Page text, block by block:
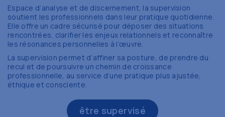
Espace d’analyse et de discernement, la supervision
soutient les professionnels dans leur pratique quotidienne.
Elle offre un cadre sécurisé pour déposer des situations
rencontrées, clarifier les enjeux relationnels et reconnaître
les résonances personnelles à l’œuvre.
La supervision permet d’affiner sa posture, de prendre du
recul et de poursuivre un chemin de croissance
professionnelle, au service d’une pratique plus ajustée,
éthique et consciente.
être supervisé